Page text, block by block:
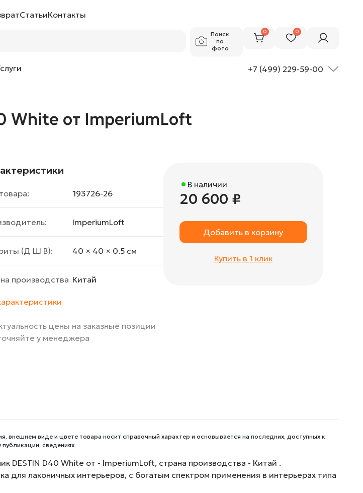
СтатьиКонтакты
Поиск
по
фото
0 0
+7 (499) 229-59-00
White от ImperiumLoft
193726-26
ImperiumLoft
(Д Ш В): 40 × 40 × 0.5 cм
производства Китай
цены на заказные позиции
у менеджера
В наличии
20 600 ₽
Добавить в корзину
Купить в 1 клик
внешнем виде и цвете товара носит справочный характер и основывается на последних, доступных к
сведениях.
DESTIN D40 White от - ImperiumLoft, страна производства - Китай .
для лаконичных интерьеров, с богатым спектром применения в интерьерах типа